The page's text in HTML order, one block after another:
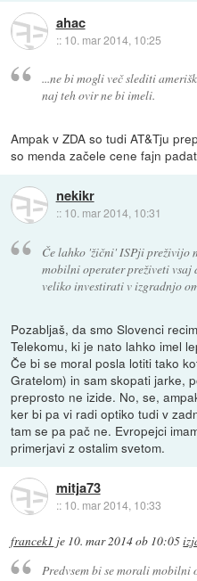
ahac
:: 10. mar 2014, 10:25
...ne bi mogli več slediti
naj teh ovir ne bi imeli.
Ampak v ZDA so tudi AT&Tju
so menda začele cene fajn
nekikr
:: 10. mar 2014, 10:31
Če lahko 'žični' ISPji preživijo
mobilni operater preživeti vsaj
veliko investirati v izgradnjo
Pozabljaš, da smo Slovenci
Telekomu, ki je nato lahko imel
Če bi se moral posla lotiti tako
Gratelom) in sam skopati jarke,
preprosto ne izide. No, se,
ker bi pa vi radi optiko tudi v
tam se pa pač ne. Evropejci
primerjavi z ostalim svetom.
mitja73
:: 10. mar 2014, 10:33
francek1 je 10. mar 2014 ob 10:05
Predvsem bi se morali